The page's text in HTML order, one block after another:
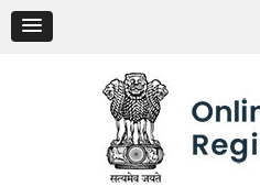
content